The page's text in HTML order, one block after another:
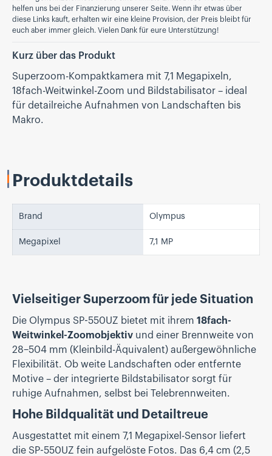
helfen uns bei der Finanzierung unserer Seite. Wenn ihr etwas über
diese Links kauft, erhalten wir eine kleine Provision, der Preis bleibt für
euch aber immer gleich. Vielen Dank für eure Unterstützung!
Kurz über das Produkt
Superzoom-Kompaktkamera mit 7,1 Megapixeln,
18fach-Weitwinkel-Zoom und Bildstabilisator – ideal
für detailreiche Aufnahmen von Landschaften bis
Makro.
Produktdetails
Brand Olympus
Megapixel 7,1 MP
Vielseitiger Superzoom für jede Situation
Die Olympus SP-550UZ bietet mit ihrem 18fach-
Weitwinkel-Zoomobjektiv und einer Brennweite von
28–504 mm (Kleinbild-Äquivalent) außergewöhnliche
Flexibilität. Ob weite Landschaften oder entfernte
Motive – der integrierte Bildstabilisator sorgt für
ruhige Aufnahmen, selbst bei Telebrennweiten.
Hohe Bildqualität und Detailtreue
Ausgestattet mit einem 7,1 Megapixel-Sensor liefert
die SP-550UZ fein aufgelöste Fotos. Das 6,4 cm (2,5